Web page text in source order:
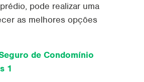
pode realizar uma
as melhores opções